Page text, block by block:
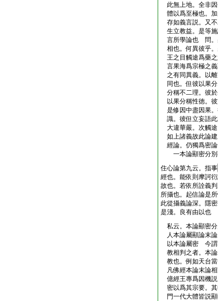
此無上地。全非
體以爲至極也。
存如義言説。又
生立教益。是等
言所學論也 問。
相也。何異彼乎
王之目觸途爲藥
言果海爲宗極之
之有同異義。以
同也。但彼以果
分稱不二理。彼
以果分稱性徳。
是修因中盡因果
識。彼但立妄語
大違華嚴。次觸
如上諸義故此論
經論。仍獨爲密
一本論顯密分別
住心論第九云。指事
經也。能依則摩訶
故也。若依所詮義
所攝也。起信論是
此從攝義論深。隱
是淺。良有由以也
私云。本論顯密
人本論屬顯論末
以本論屬密 今謂
教相判之者。本
教也。例如天台
凡佛經本論末論
億經王專爲因機
密以爲其宗要。
門一代大體皆説